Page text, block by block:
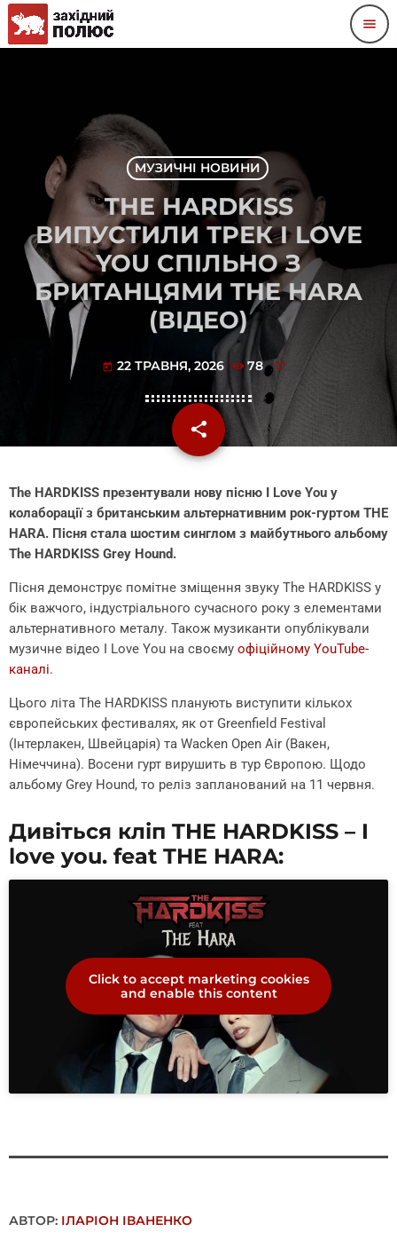
menu
МУЗИЧНІ НОВИНИ
THE HARDKISS
ВИПУСТИЛИ ТРЕК I LOVE
YOU СПІЛЬНО З
БРИТАНЦЯМИ THE HARA
(ВІДЕО)
today 22 ТРАВНЯ, 2026 78
share
email
The HARDKISS презентували нову пісню I Love You у
колаборації з британським альтернативним рок-гуртом THE
HARA. Пісня стала шостим синглом з майбутнього альбому
The HARDKISS Grey Hound.
Пісня демонструє помітне зміщення звуку The HARDKISS у
бік важчого, індустріального сучасного року з елементами
альтернативного металу. Також музиканти опублікували
музичне відео I Love You на своєму офіційному YouTube-
каналі.
Цього літа The HARDKISS планують виступити кількох
європейських фестивалях, як от Greenfield Festival
(Інтерлакен, Швейцарія) та Wacken Open Air (Вакен,
Німеччина). Восени гурт вирушить в тур Європою. Щодо
альбому Grey Hound, то реліз запланований на 11 червня.
Дивіться кліп THE HARDKISS – I
love you. feat THE HARA:
Click to accept marketing cookies
and enable this content
АВТОР: ІЛАРІОН ІВАНЕНКО